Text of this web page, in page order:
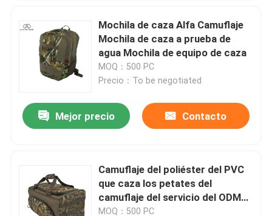
Contacta con nosotros
Solicitar una cita
Bolso táctico del arma
Búsqueda del bolso del arma
Mochila de caza Alfa Camuflaje
Mochila de caza a prueba de
agua Mochila de equipo de caza
MOQ：500 PC
Precio：To be negotiated
Mejor precio Contacto
Camuflaje del poliéster del PVC
que caza los petates del
camuflaje del servicio del ODM
de la mochila
MOQ：500 PC